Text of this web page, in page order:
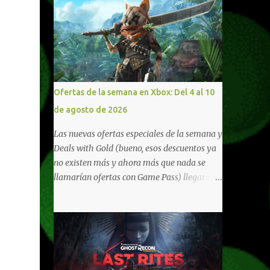
Ofertas de la semana en Xbox: Del 4 al 10
de agosto de 2026
Las nuevas ofertas especiales de la semana y
Deals with Gold (bueno, esos descuentos ya
no existen más y ahora más que nada se
llamarían ofertas con Game Pass) llegaron a
10/11, varios de los juegos que están de
oferta también cuentan con soporte para
Xbox Play Anywhere, lo que nos permite
jugarlos y mantener un progreso